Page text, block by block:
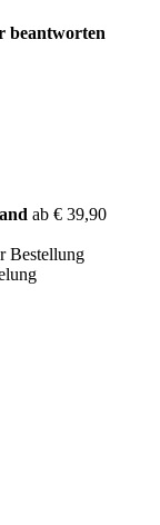
beantworten
ab € 39,90
Bestellung